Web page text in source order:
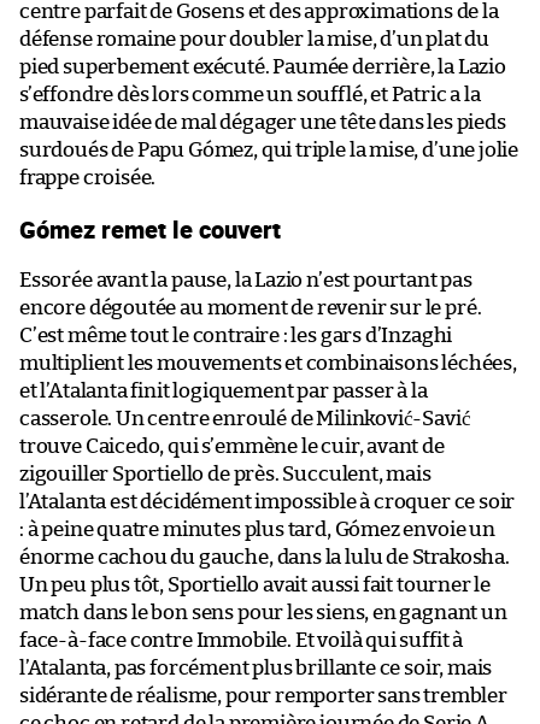
centre parfait de Gosens et des approximations de la
défense romaine pour doubler la mise, d’un plat du
pied superbement exécuté. Paumée derrière, la Lazio
s’effondre dès lors comme un soufflé, et Patric a la
mauvaise idée de mal dégager une tête dans les pieds
surdoués de Papu Gómez, qui triple la mise, d’une jolie
frappe croisée.
Gómez remet le couvert
Essorée avant la pause, la Lazio n’est pourtant pas
encore dégoutée au moment de revenir sur le pré.
C’est même tout le contraire : les gars d’Inzaghi
multiplient les mouvements et combinaisons léchées,
et l’Atalanta finit logiquement par passer à la
casserole. Un centre enroulé de Milinković-Savić
trouve Caicedo, qui s’emmène le cuir, avant de
zigouiller Sportiello de près. Succulent, mais
l’Atalanta est décidément impossible à croquer ce soir
: à peine quatre minutes plus tard, Gómez envoie un
énorme cachou du gauche, dans la lulu de Strakosha.
Un peu plus tôt, Sportiello avait aussi fait tourner le
match dans le bon sens pour les siens, en gagnant un
face-à-face contre Immobile. Et voilà qui suffit à
l’Atalanta, pas forcément plus brillante ce soir, mais
sidérante de réalisme, pour remporter sans trembler